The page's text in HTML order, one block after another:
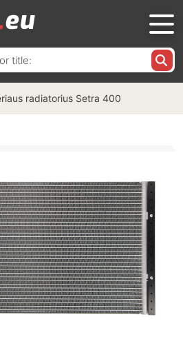
radiatorius Setra 400